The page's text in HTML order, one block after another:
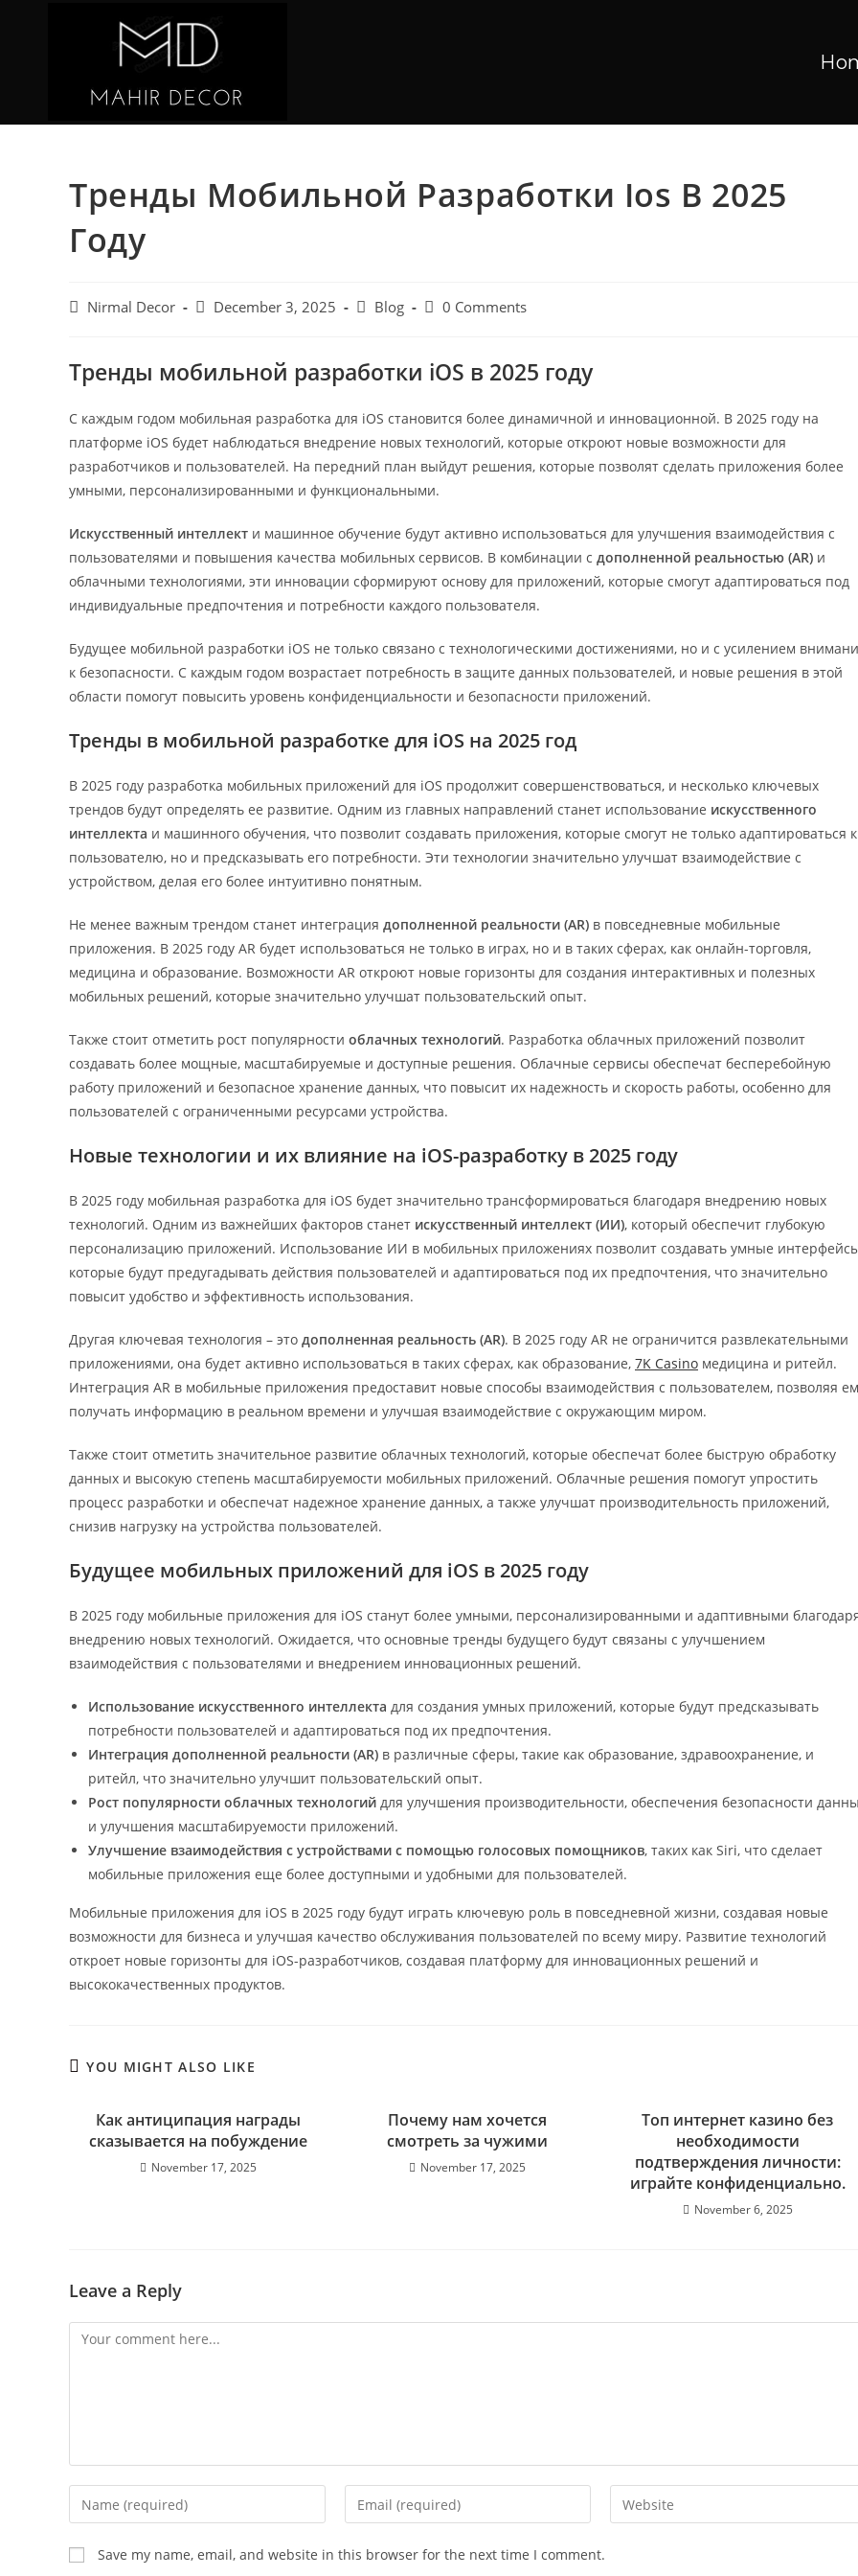
Тренды Мобильной Разработки Ios В 2025
Году
Nirmal Decor December 3, 2025 Blog 0 Comments
Тренды мобильной разработки iOS в 2025 году
С каждым годом мобильная разработка для iOS становится более динамичной и инновационной. В 2025 году на
платформе iOS будет наблюдаться внедрение новых технологий, которые откроют новые возможности для
разработчиков и пользователей. На передний план выйдут решения, которые позволят сделать приложения более
умными, персонализированными и функциональными.
Искусственный интеллект и машинное обучение будут активно использоваться для улучшения взаимодействия с
пользователями и повышения качества мобильных сервисов. В комбинации с дополненной реальностью (AR) и
облачными технологиями, эти инновации сформируют основу для приложений, которые смогут адаптироваться под
индивидуальные предпочтения и потребности каждого пользователя.
Будущее мобильной разработки iOS не только связано с технологическими достижениями, но и с усилением
к безопасности. С каждым годом возрастает потребность в защите данных пользователей, и новые решения в этой
области помогут повысить уровень конфиденциальности и безопасности приложений.
Тренды в мобильной разработке для iOS на 2025 год
В 2025 году разработка мобильных приложений для iOS продолжит совершенствоваться, и несколько ключевых
трендов будут определять ее развитие. Одним из главных направлений станет использование искусственного
интеллекта и машинного обучения, что позволит создавать приложения, которые смогут не только адаптироваться к
пользователю, но и предсказывать его потребности. Эти технологии значительно улучшат взаимодействие с
устройством, делая его более интуитивно понятным.
Не менее важным трендом станет интеграция дополненной реальности (AR) в повседневные мобильные
приложения. В 2025 году AR будет использоваться не только в играх, но и в таких сферах, как онлайн-торговля,
медицина и образование. Возможности AR откроют новые горизонты для создания интерактивных и полезных
мобильных решений, которые значительно улучшат пользовательский опыт.
Также стоит отметить рост популярности облачных технологий. Разработка облачных приложений позволит
создавать более мощные, масштабируемые и доступные решения. Облачные сервисы обеспечат бесперебойную
работу приложений и безопасное хранение данных, что повысит их надежность и скорость работы, особенно для
пользователей с ограниченными ресурсами устройства.
Новые технологии и их влияние на iOS-разработку в 2025 году
В 2025 году мобильная разработка для iOS будет значительно трансформироваться благодаря внедрению новых
технологий. Одним из важнейших факторов станет искусственный интеллект (ИИ), который обеспечит глубокую
персонализацию приложений. Использование ИИ в мобильных приложениях позволит создавать умные
которые будут предугадывать действия пользователей и адаптироваться под их предпочтения, что значительно
повысит удобство и эффективность использования.
Другая ключевая технология – это дополненная реальность (AR). В 2025 году AR не ограничится развлекательными
приложениями, она будет активно использоваться в таких сферах, как образование, 7K Casino медицина и ритейл.
Интеграция AR в мобильные приложения предоставит новые способы взаимодействия с пользователем, позволяя
получать информацию в реальном времени и улучшая взаимодействие с окружающим миром.
Также стоит отметить значительное развитие облачных технологий, которые обеспечат более быструю обработку
данных и высокую степень масштабируемости мобильных приложений. Облачные решения помогут упростить
процесс разработки и обеспечат надежное хранение данных, а также улучшат производительность приложений,
снизив нагрузку на устройства пользователей.
Будущее мобильных приложений для iOS в 2025 году
В 2025 году мобильные приложения для iOS станут более умными, персонализированными и адаптивными
внедрению новых технологий. Ожидается, что основные тренды будущего будут связаны с улучшением
взаимодействия с пользователями и внедрением инновационных решений.
Использование искусственного интеллекта для создания умных приложений, которые будут предсказывать
потребности пользователей и адаптироваться под их предпочтения.
Интеграция дополненной реальности (AR) в различные сферы, такие как образование, здравоохранение, и
ритейл, что значительно улучшит пользовательский опыт.
Рост популярности облачных технологий для улучшения производительности, обеспечения безопасности
и улучшения масштабируемости приложений.
Улучшение взаимодействия с устройствами с помощью голосовых помощников, таких как Siri, что сделает
мобильные приложения еще более доступными и удобными для пользователей.
Мобильные приложения для iOS в 2025 году будут играть ключевую роль в повседневной жизни, создавая новые
возможности для бизнеса и улучшая качество обслуживания пользователей по всему миру. Развитие технологий
откроет новые горизонты для iOS-разработчиков, создавая платформу для инновационных решений и
высококачественных продуктов.
YOU MIGHT ALSO LIKE
Как антиципация награды
сказывается на побуждение
November 17, 2025
Почему нам хочется
смотреть за чужими
November 17, 2025
Топ интернет казино без
необходимости
подтверждения личности:
играйте конфиденциально.
November 6, 2025
Leave a Reply
Save my name, email, and website in this browser for the next time I comment.